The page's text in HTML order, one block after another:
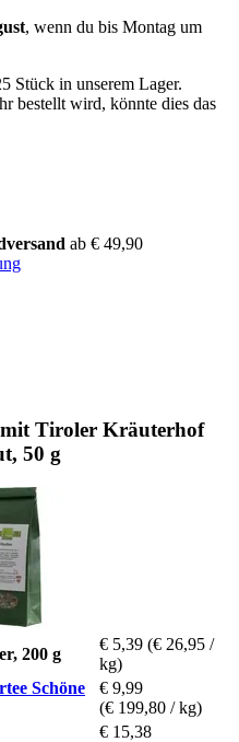
, wenn du bis Montag um
Stück in unserem Lager.
bestellt wird, könnte dies das
ab € 49,90
Tiroler Kräuterhof
50 g
200 g
€ 5,39 (€ 26,95 /
kg)
Schöne
€ 9,99
(€ 199,80 / kg)
€ 15,38